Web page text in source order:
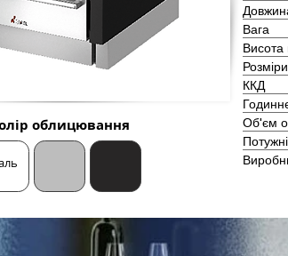
облицювання
Вага
Висота
ККД
Об'єм